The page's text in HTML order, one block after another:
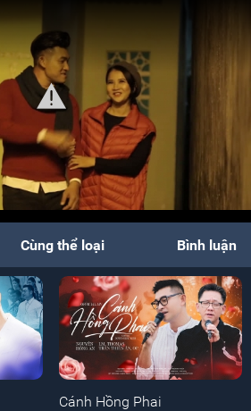
Cùng thể loại Bình luận
Cánh Hồng Phai